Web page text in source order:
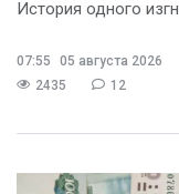
История одного
07:55
05 августа 2026
2435
12